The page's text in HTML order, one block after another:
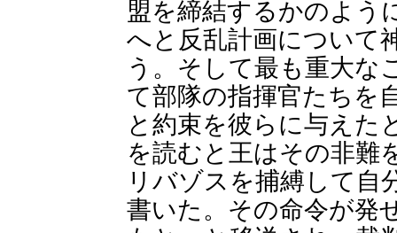
盟を締結するかのよう
へと反乱計画について
う。そして最も重大な
て部隊の指揮官たちを
と約束を彼らに与えた
を読むと王はその非難
リバゾスを捕縛して自
書いた。その命令が発